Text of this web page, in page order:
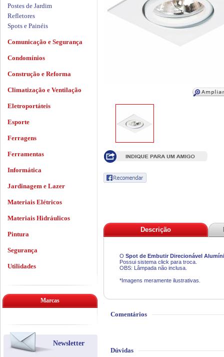
Descrição
O Spot de Embutir Direcionável
Possui sistema click para troca.
OBS: Lâmpada não inclusa.
*Imagens meramente ilustrativas.
Comentários
Dúvidas
Postes de Jardim
Refletores
Spots e Painéis
Comunicação e Segurança
Condomínios
Construção e Reforma
Climatização e Ventilação
Eletroportáteis
Esporte
Ferragens
Ferramentas
Informática
Jardinagem e Lazer
Materiais Elétricos
Materiais Hidráulicos
Pintura
Segurança
Utilidades
Marcas
Newsletter